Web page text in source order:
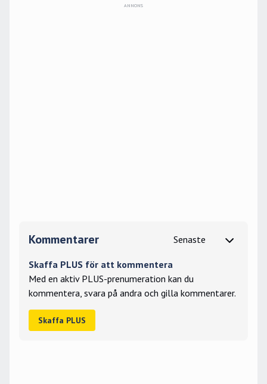
Kommentarer
Skaffa PLUS för att kommentera
Med en aktiv PLUS-prenumeration kan du
kommentera, svara på andra och gilla kommentarer.
Skaffa PLUS